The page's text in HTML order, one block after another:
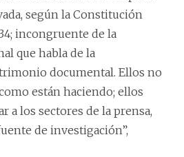
según la Constitución
incongruente de la
que habla de la
documental. Ellos no
están haciendo; ellos
a los sectores de la prensa,
de investigación”,